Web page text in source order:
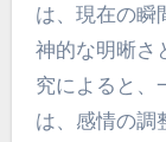
は、現在の瞬
神的な明晰さ
究によると、
は、感情の調